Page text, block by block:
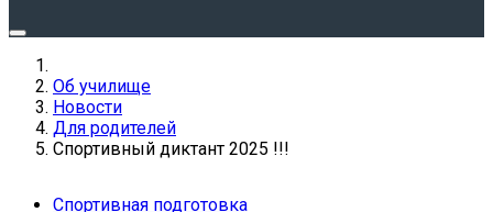
Об училище
Новости
Для родителей
Спортивный диктант 2025 !!!
Спортивная подготовка